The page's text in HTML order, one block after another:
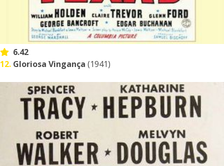
6.42
12. Gloriosa Vingança (1941)